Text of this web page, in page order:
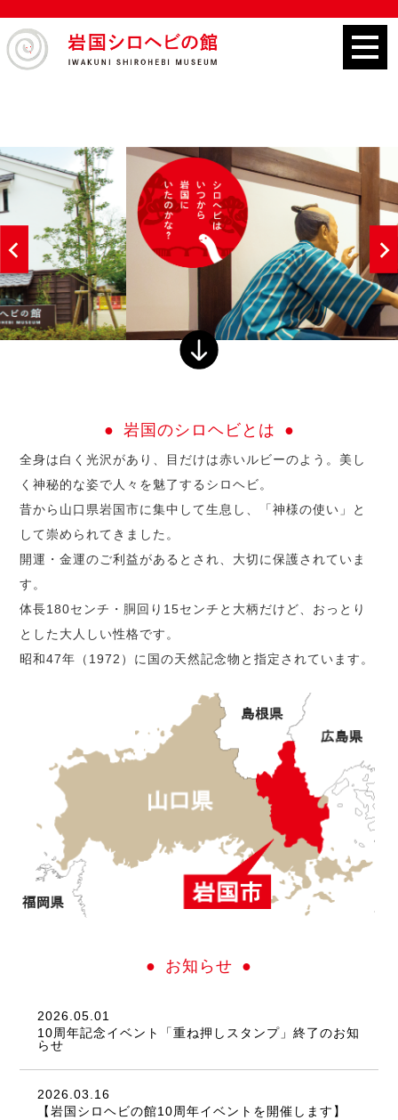
岩国のシロヘビとは
全身は白く光沢があり、目だけは赤いルビーのよう。美し
く神秘的な姿で人々を魅了するシロヘビ。
昔から山口県岩国市に集中して生息し、「神様の使い」と
して崇められてきました。
開運・金運のご利益があるとされ、大切に保護されていま
す。
体長180センチ・胴回り15センチと大柄だけど、おっとり
とした大人しい性格です。
昭和47年（1972）に国の天然記念物と指定されています。
お知らせ
2026.05.01
10周年記念イベント「重ね押しスタンプ」終了のお知
らせ
2026.03.16
【岩国シロヘビの館10周年イベントを開催します】